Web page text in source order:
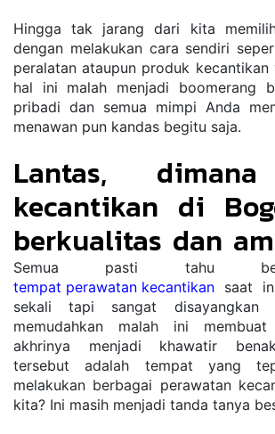
Hingga tak jarang dari kita
dengan melakukan cara sendiri
peralatan ataupun produk kecantikan
hal ini malah menjadi boomerang
pribadi dan semua mimpi Anda
menawan pun kandas begitu saja.
Lantas,
kecantikan di
berkualitas dan
Semua pasti tahu
tempat perawatan kecantikan saat
sekali tapi sangat
memudahkan malah ini
akhrinya menjadi khawatir
tersebut adalah tempat yang
melakukan berbagai perawatan
kita? Ini masih menjadi tanda tanya